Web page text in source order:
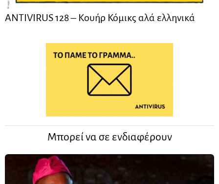
ANTIVIRUS 128 – Kουήρ Κόμικς αλά ελληνικά
Μπορεί να σε ενδιαφέρουν